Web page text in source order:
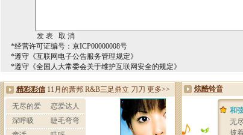
*经营许可证编号：京ICP00000008号
*遵守《互联网电子公告服务管理规定》
*遵守《全国人大常委会关于维护互联网安全的规定》